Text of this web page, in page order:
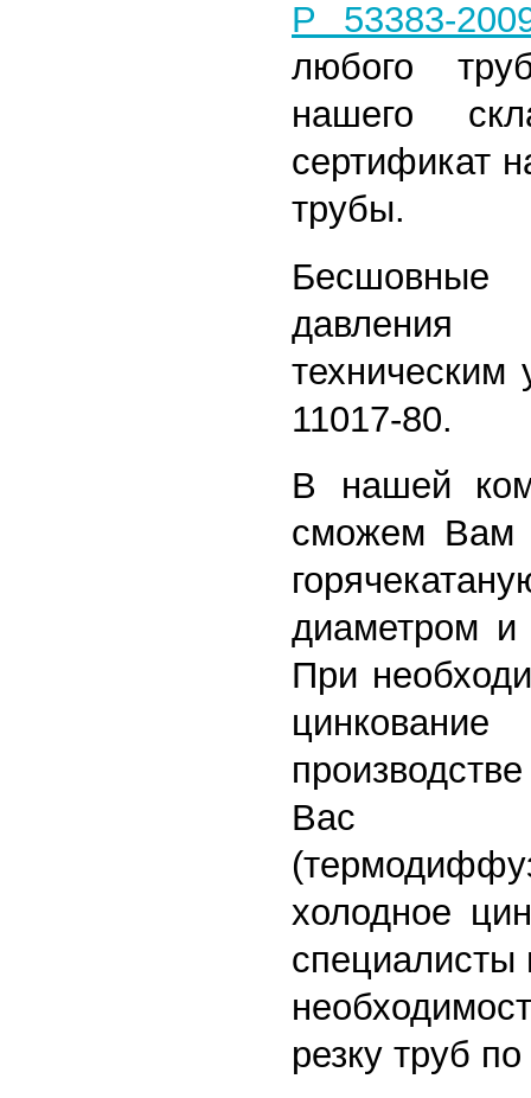
Р 53383-
любого
нашего
сертификат
трубы.
Бесшовные
давления
11017-80.
В нашей
сможем Вам
диаметром и
При
Вас
холодное
специалисты
резку труб